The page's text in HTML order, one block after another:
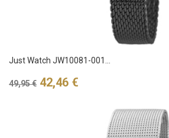
Just Watch JW10081-001...
Verkaufspreis
49,95 € Preis
42,46 €